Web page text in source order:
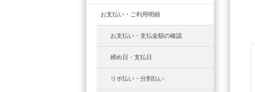
お支払い・ご利用明細
お支払い・支払金額の確認
締め日・支払日
リボ払い・分割払い